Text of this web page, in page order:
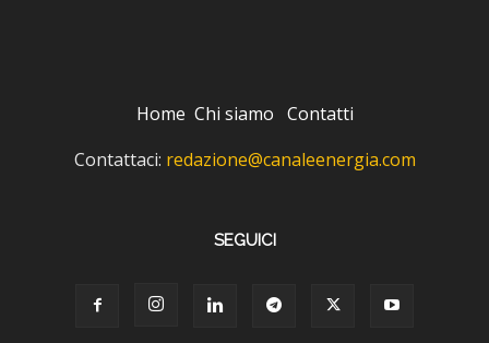
Home Chi siamo Contatti
Contattaci: redazione@canaleenergia.com
SEGUICI